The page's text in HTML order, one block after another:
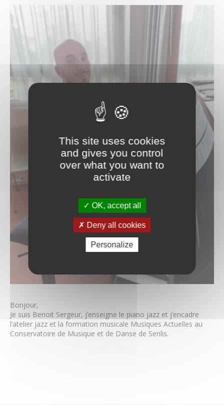
Saxophone
Percussions
Trombone
Violon
Violon alto
Violoncelle
Les professeurs
Valérie Bonardot
Blandine Cuvillier
Stéphane Chauveau
Benjamin Decoret
Mathilde Engelbach
Myriam Gallet
Ana Giurgiu-Bondue
Bénédicte Gerard
Thierry Grimont
Claire Guilissen
Alexandre Koneski
Julien Le Roux
Carlos Marin
Yohann Preel
Cécile Saquet
Benoit Sergeur
Aude Sipieter
Barbara Skrodzka
Bonjour,
Je suis Benoit Sergeur, j’enseigne le piano jazz et j’encadre
l’atelier jazz et la formation musicale Musiques Actuelles au
Conservatoire de Musique et de Danse de Senlis.
This site uses cookies
and gives you control
over what you want to
activate
OK, accept all
Deny all cookies
Personalize